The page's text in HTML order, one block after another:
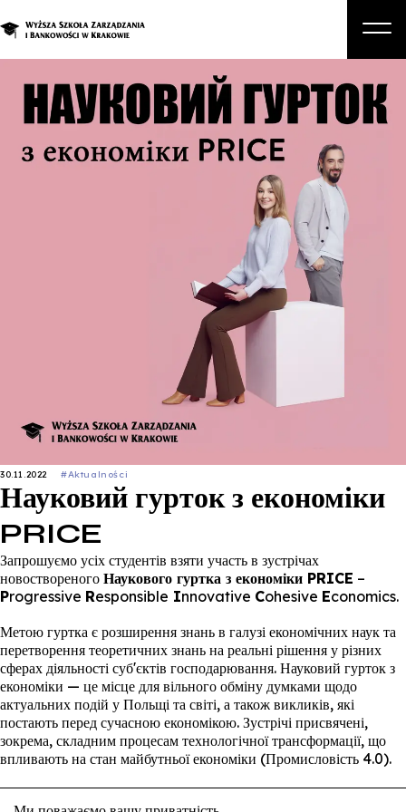
30.11.2022 #Aktualności
Науковий гурток з економіки
PRICE
Запрошуємо усіх студентів взяти участь в зустрічах
новоствореного Наукового гуртка з економіки PRICE –
Progressive Responsible Innovative Cohesive Economics.
Метою гуртка є розширення знань в галузі економічних наук та
перетворення теоретичних знань на реальні рішення у різних
сферах діяльності суб'єктів господарювання. Науковий гурток з
економіки — це місце для вільного обміну думками щодо
актуальних подій у Польщі та світі, а також викликів, які
постають перед сучасною економікою. Зустрічі присвячені,
зокрема, складним процесам технологічної трансформації, що
впливають на стан майбутньої економіки (Промисловість 4.0).
Чергова зустріч відбудеться 7 грудня 2022 року о 12:00.